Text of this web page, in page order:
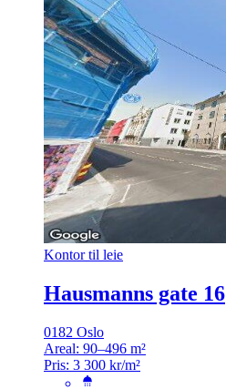
Kontor til leie
Hausmanns gate 16
0182 Oslo
Areal: 90–496 m²
Pris: 3 300 kr/m²